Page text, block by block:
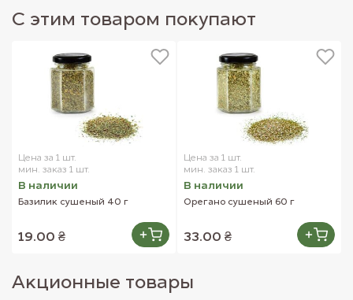
С этим товаром покупают
Цена за 1 шт.
мин. заказ 1 шт.
В наличии
Базилик сушеный 40 г
19.00 ₴
Цена за 1 шт.
мин. заказ 1 шт.
В наличии
Орегано сушеный 60 г
33.00 ₴
Акционные товары